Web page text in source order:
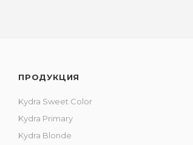
ПРОДУКЦИЯ
Kydra Sweet Color
Kydra Primary
Kydra Blonde